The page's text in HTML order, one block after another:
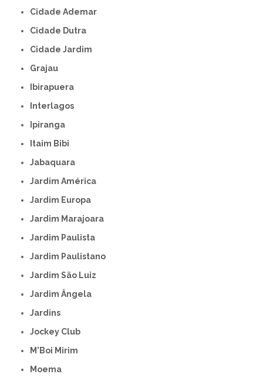
Cidade Ademar
Cidade Dutra
Cidade Jardim
Grajau
Ibirapuera
Interlagos
Ipiranga
Itaim Bibi
Jabaquara
Jardim América
Jardim Europa
Jardim Marajoara
Jardim Paulista
Jardim Paulistano
Jardim São Luiz
Jardim Ângela
Jardins
Jockey Club
M'Boi Mirim
Moema